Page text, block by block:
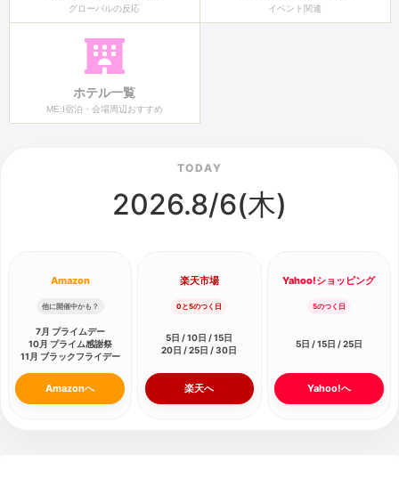
グローバルの反応 イベント関連
ホテル一覧
ME:I宿泊・会場周辺おすすめ
TODAY
2026.8/6(木)
Amazon
他に開催中かも？
7月 プライムデー
10月 プライム感謝祭
11月 ブラックフライデー
Amazonへ
楽天市場
0と5のつく日
5日 / 10日 / 15日
20日 / 25日 / 30日
楽天へ
Yahoo!ショッピング
5のつく日
5日 / 15日 / 25日
Yahoo!へ